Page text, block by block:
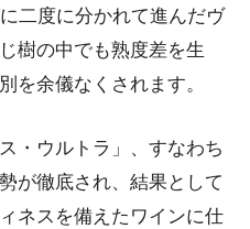
二度に分かれて進んだヴ
樹の中でも熟度差を生
を余儀なくされます。
・ウルトラ」、すなわち
が徹底され、結果として
ネスを備えたワインに仕